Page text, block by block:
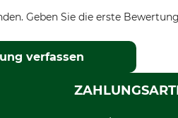
Geben Sie die erste
verfassen